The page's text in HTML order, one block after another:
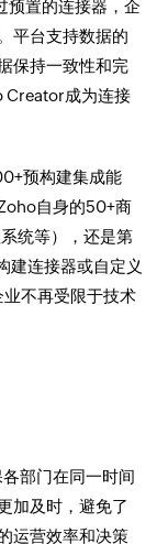
预置的连接器，企
平台支持数据的
保持一致性和完
Creator成为连接
预构建集成能
自身的50+商
统等），还是第
建连接器或自定义
不再受限于技术
部门在同一时间
加及时，避免了
运营效率和决策